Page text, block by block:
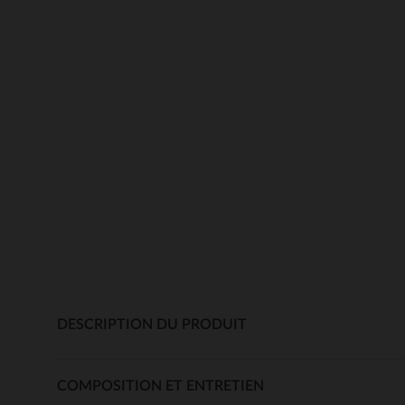
DESCRIPTION DU PRODUIT
COMPOSITION ET ENTRETIEN